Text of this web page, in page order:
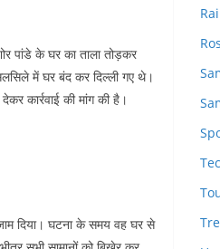
पांडे के घर का ताला तोड़कर
में घर बंद कर दिल्ली गए थे।
कार्रवाई की मांग की है।
दिया। घटना के समय वह घर से